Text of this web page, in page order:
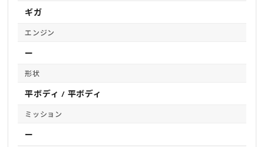
ギガ
エンジン
ー
形状
平ボディ / 平ボディ
ミッション
ー